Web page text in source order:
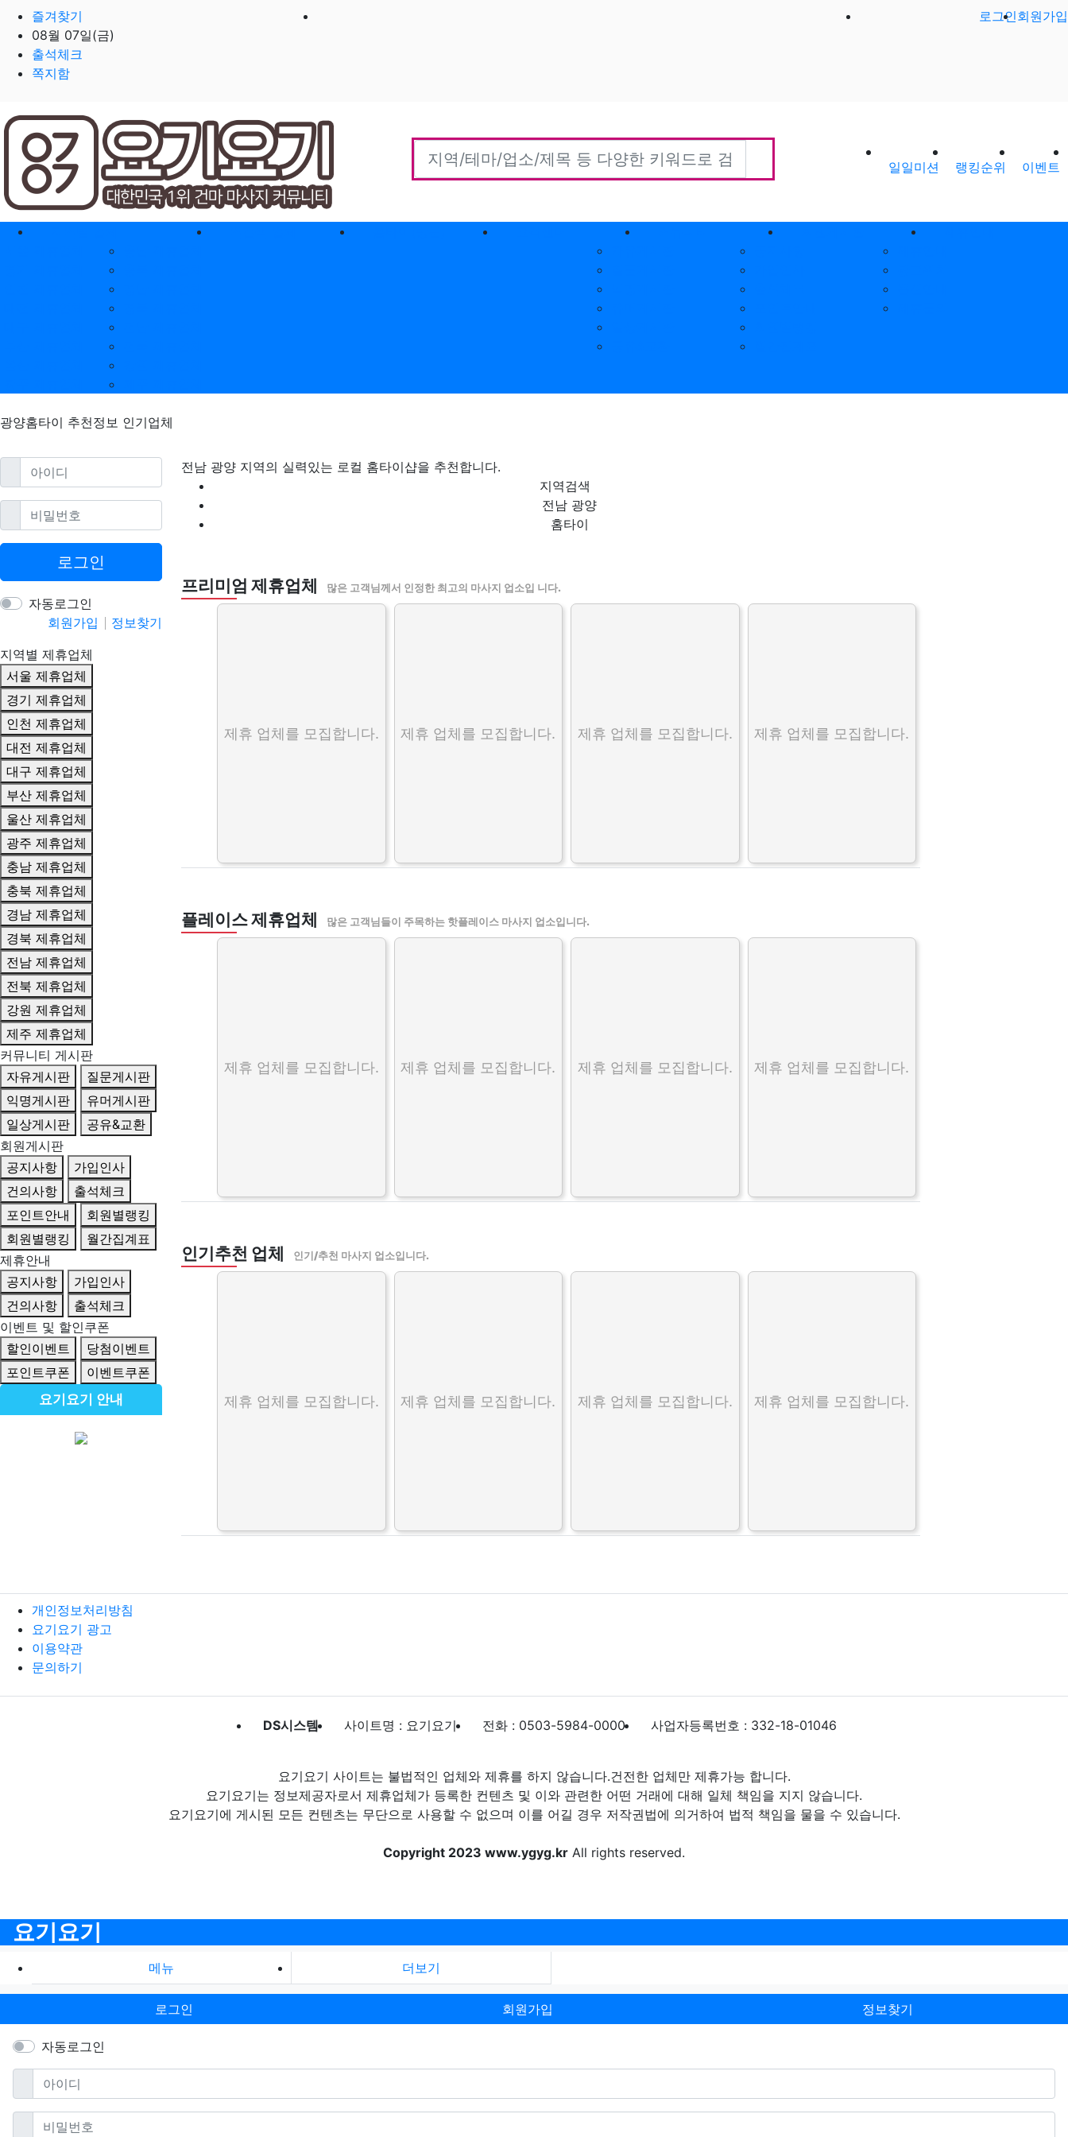
즐겨찾기
08월 07일(금)
출석체크
쪽지함
로그인회원가입
일일미션 랭킹순위 이벤트
홈으로
광양홈타이 추천정보 인기업체
전남 광양 지역의 실력있는 로컬 홈타이샵을 추천합니다.
지역검색
전남 광양
홈타이
프리미엄 제휴업체 많은 고객님께서 인정한 최고의 마사지 업소입 니다.
제휴 업체를 모집합니다. 제휴 업체를 모집합니다. 제휴 업체를 모집합니다. 제휴 업체를 모집합니다.
플레이스 제휴업체 많은 고객님들이 주목하는 핫플레이스 마사지 업소입니다.
제휴 업체를 모집합니다. 제휴 업체를 모집합니다. 제휴 업체를 모집합니다. 제휴 업체를 모집합니다.
인기추천 업체 인기/추천 마사지 업소입니다.
제휴 업체를 모집합니다. 제휴 업체를 모집합니다. 제휴 업체를 모집합니다. 제휴 업체를 모집합니다.
아이디필수
비밀번호필수
로그인
자동로그인
회원가입
정보찾기
지역별 제휴업체
서울 제휴업체
경기 제휴업체
인천 제휴업체
대전 제휴업체
대구 제휴업체
부산 제휴업체
울산 제휴업체
광주 제휴업체
충남 제휴업체
충북 제휴업체
경남 제휴업체
경북 제휴업체
전남 제휴업체
전북 제휴업체
강원 제휴업체
제주 제휴업체
커뮤니티 게시판
자유게시판
질문게시판
익명게시판
유머게시판
일상게시판
공유&교환
회원게시판
공지사항
가입인사
건의사항
출석체크
포인트안내
회원별랭킹
회원별랭킹
월간집계표
제휴안내
공지사항
가입인사
건의사항
출석체크
이벤트 및 할인쿠폰
할인이벤트
당첨이벤트
포인트쿠폰
이벤트쿠폰
요기요기 안내
개인정보처리방침
요기요기 광고
이용약관
문의하기
DS시스템 사이트명 : 요기요기 전화 : 0503-5984-0000 사업자등록번호 : 332-18-01046
요기요기 사이트는 불법적인 업체와 제휴를 하지 않습니다.건전한 업체만 제휴가능 합니다.
요기요기는 정보제공자로서 제휴업체가 등록한 컨텐츠 및 이와 관련한 어떤 거래에 대해 일체 책임을 지지 않습니다.
요기요기에 게시된 모든 컨텐츠는 무단으로 사용할 수 없으며 이를 어길 경우 저작권법에 의거하여 법적 책임을 물을 수 있습니다.
Copyright 2023 www.ygyg.kr All rights reserved.
요기요기
메뉴 더보기
로그인 회원가입 정보찾기
자동로그인
아이디필수
비밀번호필수